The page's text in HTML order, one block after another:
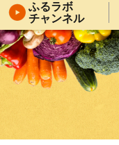
ふるラボ
チャンネル